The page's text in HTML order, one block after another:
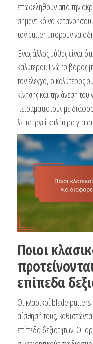
επωφεληθούν από την
σημαντικό να
τον putter μπορούν να
Ένας άλλος μύθος είναι
καλύτεροι. Ενώ το βάρος
τον έλεγχο, ο καλύτερος
κίνησης και την άνεση
πειραματιστούν με
λειτουργεί καλύτερα για
Ποιοι
επίπεδα
Οι κλασικοί blade putters
αίσθησή τους,
επίπεδα δεξιοτήτων. Οι